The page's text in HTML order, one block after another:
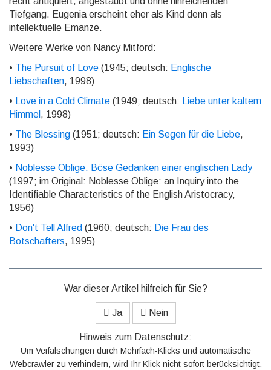
Tiefgang. Eugenia erscheint eher als Kind denn als
intellektuelle Emanze.
Weitere Werke von Nancy Mitford:
• The Pursuit of Love (1945; deutsch: Englische
Liebschaften, 1998)
• Love in a Cold Climate (1949; deutsch: Liebe unter kaltem
Himmel , 1998)
• The Blessing (1951; deutsch: Ein Segen für die Liebe,
1993)
• Noblesse Oblige. Böse Gedanken einer englischen Lady
(1997; im Original: Noblesse Oblige: an Inquiry into the
Identifiable Characteristics of the English Aristocracy,
1956)
• Don't Tell Alfred (1960; deutsch: Die Frau des
Botschafters, 1995)
War dieser Artikel hilfreich für Sie?
Ja Nein
Hinweis zum Datenschutz:
Um Verfälschungen durch Mehrfach-Klicks und automatische
Webcrawler zu verhindern, wird Ihr Klick nicht sofort berücksichtigt,